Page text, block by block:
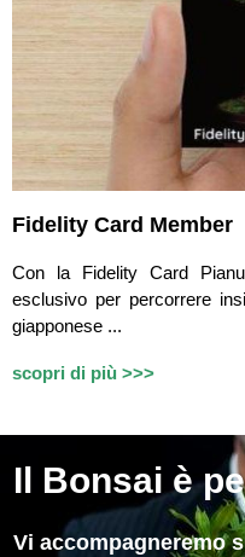
Fidelity Card Member
Con la Fidelity Card
esclusivo per percorrere
giapponese ...
scopri di più >>>
Il Bonsai è
Vi accompagneremo